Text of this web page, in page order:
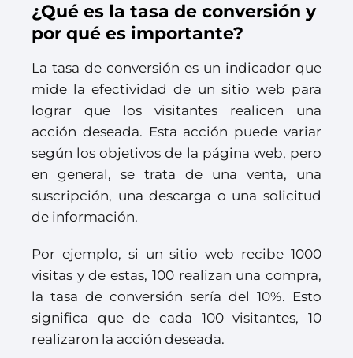
¿Qué es la tasa de conversión y
por qué es importante?
La tasa de conversión es un indicador que
mide la efectividad de un sitio web para
lograr que los visitantes realicen una
acción deseada. Esta acción puede variar
según los objetivos de la página web, pero
en general, se trata de una venta, una
suscripción, una descarga o una solicitud
de información.
Por ejemplo, si un sitio web recibe 1000
visitas y de estas, 100 realizan una compra,
la tasa de conversión sería del 10%. Esto
significa que de cada 100 visitantes, 10
realizaron la acción deseada.